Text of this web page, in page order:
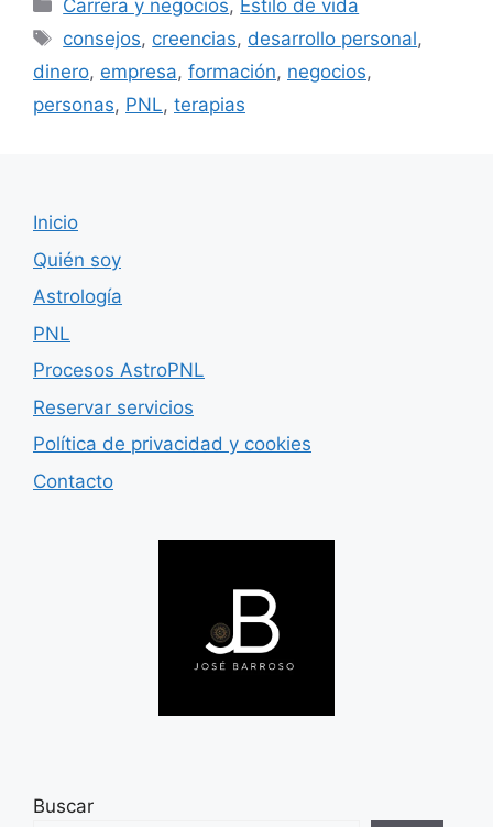
Carrera y negocios, Estilo de vida
Etiquetas
consejos, creencias, desarrollo personal,
dinero, empresa, formación, negocios,
personas, PNL, terapias
Inicio
Quién soy
Astrología
PNL
Procesos AstroPNL
Reservar servicios
Política de privacidad y cookies
Contacto
Buscar